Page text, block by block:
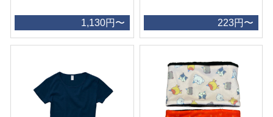
1,130円〜 223円〜